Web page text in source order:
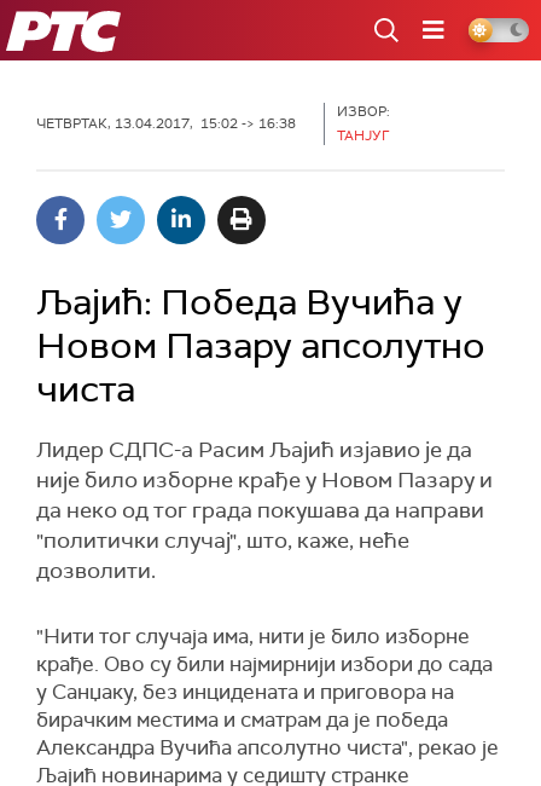
РТС
ЧЕТВРТАК, 13.04.2017, 15:02 -> 16:38
ИЗВОР:
ТАНЈУГ
Љајић: Победа Вучића у
Новом Пазару апсолутно
чиста
Лидер СДПС-а Расим Љајић изјавио је да
није било изборне крађе у Новом Пазару и
да неко од тог града покушава да направи
"политички случај", што, каже, неће
дозволити.
"Нити тог случаја има, нити је било изборне
крађе. Ово су били најмирнији избори до сада
у Санџаку, без инцидената и приговора на
бирачким местима и сматрам да је победа
Александра Вучића апсолутно чиста", рекао је
Љајић новинарима у седишту странке